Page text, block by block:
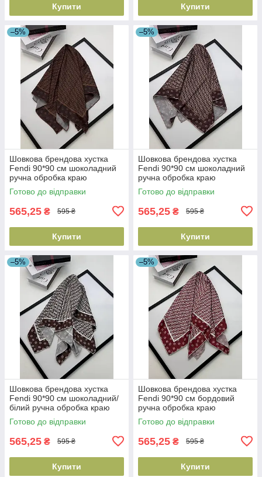
Купити Купити
–5%
Шовкова брендова хустка
Fendi 90*90 см шоколадний
ручна обробка краю
Готово до відправки
565,25 ₴ 595 ₴
Купити
–5%
Шовкова брендова хустка
Fendi 90*90 см шоколадний
ручна обробка краю
Готово до відправки
565,25 ₴ 595 ₴
Купити
–5%
Шовкова брендова хустка
Fendi 90*90 см шоколадний/
білий ручна обробка краю
Готово до відправки
565,25 ₴ 595 ₴
Купити
–5%
Шовкова брендова хустка
Fendi 90*90 см бордовий
ручна обробка краю
Готово до відправки
565,25 ₴ 595 ₴
Купити